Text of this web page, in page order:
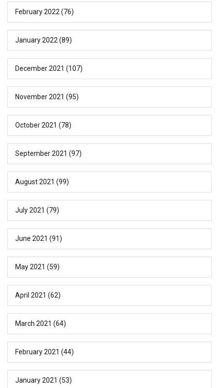
February 2022 (76)
January 2022 (89)
December 2021 (107)
November 2021 (95)
October 2021 (78)
September 2021 (97)
August 2021 (99)
July 2021 (79)
June 2021 (91)
May 2021 (59)
April 2021 (62)
March 2021 (64)
February 2021 (44)
January 2021 (53)